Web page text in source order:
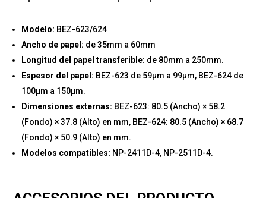
Modelo: BEZ-623/624
Ancho de papel: de 35mm a 60mm
Longitud del papel transferible: de 80mm a 250mm.
Espesor del papel: BEZ-623 de 59μm a 99μm, BEZ-624 de
100μm a 150μm.
Dimensiones externas: BEZ-623: 80.5 (Ancho) × 58.2
(Fondo) × 37.8 (Alto) en mm, BEZ-624: 80.5 (Ancho) × 68.7
(Fondo) × 50.9 (Alto) en mm.
Modelos compatibles: NP-2411D-4, NP-2511D-4.